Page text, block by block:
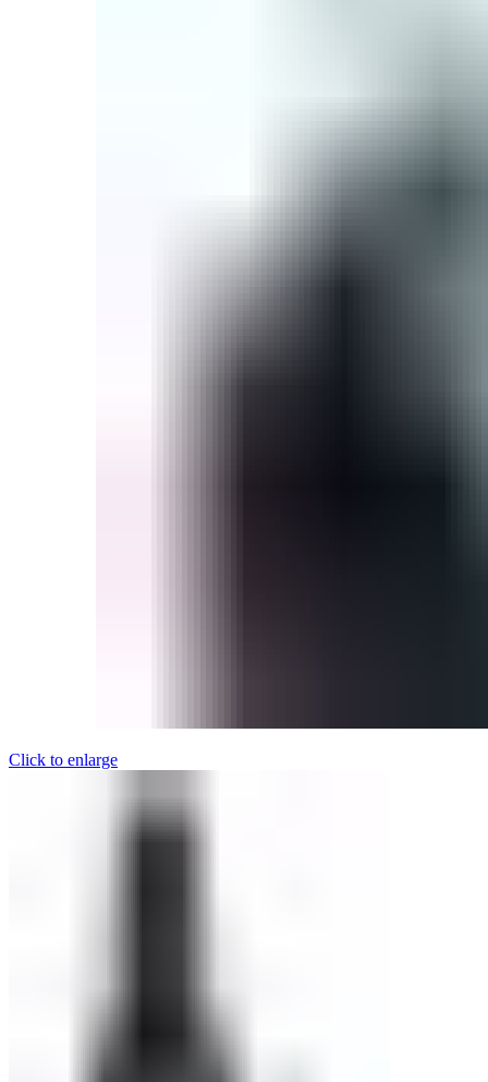
Click to enlarge